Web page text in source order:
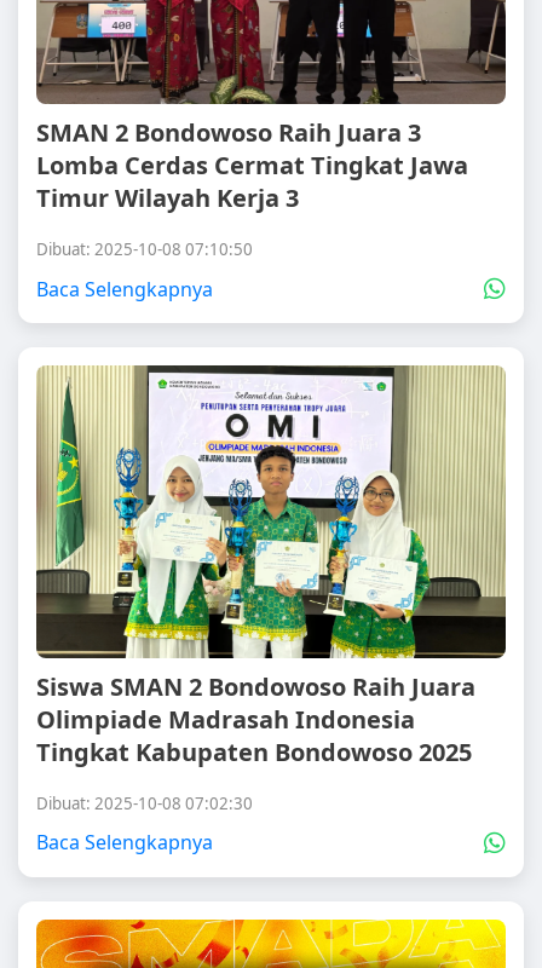
SMAN 2 Bondowoso Raih Juara 3
Lomba Cerdas Cermat Tingkat Jawa
Timur Wilayah Kerja 3
Dibuat: 2025-10-08 07:10:50
Baca Selengkapnya
Siswa SMAN 2 Bondowoso Raih Juara
Olimpiade Madrasah Indonesia
Tingkat Kabupaten Bondowoso 2025
Dibuat: 2025-10-08 07:02:30
Baca Selengkapnya